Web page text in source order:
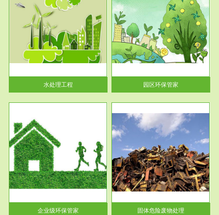
水处理工程
服务范围
园区环保管家
2016 年 4 月，环保部下发《关
于积极发挥环境保护作用促进供
给侧结...
园区环保管家
企业级环保管家
服务范围
固体危险废物处理
固体废物解释：固体废物是指人
们在生产建设、日常生活和其他
活动中...
固体危险废物处理